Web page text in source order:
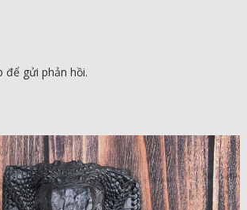
để gửi phản hồi.